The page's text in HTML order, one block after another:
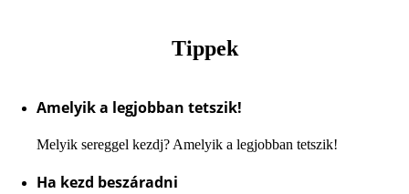
Tippek
Amelyik a legjobban tetszik!
Melyik sereggel kezdj? Amelyik a legjobban tetszik!
Ha kezd beszáradni